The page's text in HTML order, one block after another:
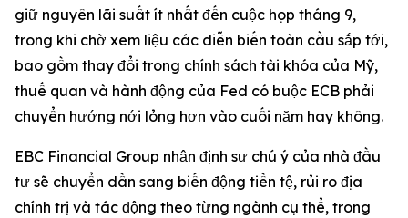
giữ nguyên lãi suất ít nhất đến cuộc họp tháng 9,
trong khi chờ xem liệu các diễn biến toàn cầu sắp tới,
bao gồm thay đổi trong chính sách tài khóa của Mỹ,
thuế quan và hành động của Fed có buộc ECB phải
chuyển hướng nới lỏng hơn vào cuối năm hay không.
EBC Financial Group nhận định sự chú ý của nhà đầu
tư sẽ chuyển dần sang biến động tiền tệ, rủi ro địa
chính trị và tác động theo từng ngành cụ thể, trong